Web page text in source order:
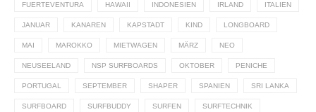
FUERTEVENTURA HAWAII INDONESIEN IRLAND ITALIEN
JANUAR KANAREN KAPSTADT KIND LONGBOARD
MAI MAROKKO MIETWAGEN MÄRZ NEO
NEUSEELAND NSP SURFBOARDS OKTOBER PENICHE
PORTUGAL SEPTEMBER SHAPER SPANIEN SRI LANKA
SURFBOARD SURFBUDDY SURFEN SURFTECHNIK